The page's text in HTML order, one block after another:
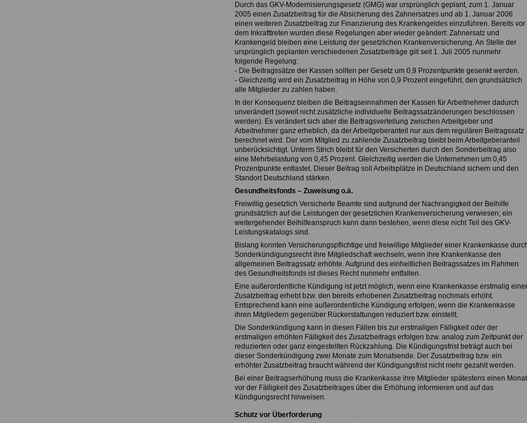
Durch das GKV-Modernisierungsgesetz (GMG) war ursprünglich geplant, zum 1. Januar
2005 einen Zusatzbeitrag für die Absicherung des Zahnersatzes und ab 1. Januar 2006
einen weiteren Zusatzbeitrag zur Finanzierung des Krankengeldes einzuführen. Bereits vor
dem Inkrafttreten wurden diese Regelungen aber wieder geändert: Zahnersatz und
Krankengeld bleiben eine Leistung der gesetzlichen Krankenversicherung. An Stelle der
ursprünglich geplanten verschiedenen Zusatzbeiträge gilt seit 1. Juli 2005 nunmehr
folgende Regelung:
- Die Beitragssätze der Kassen sollten per Gesetz um 0,9 Prozentpunkte gesenkt werden.
- Gleichzeitig wird ein Zusatzbeitrag in Höhe von 0,9 Prozent eingeführt, den grundsätzlich
alle Mitglieder zu zahlen haben.
In der Konsequenz bleiben die Beitragseinnahmen der Kassen für Arbeitnehmer dadurch
unverändert (soweit nicht zusätzliche individuelle Beitragssatzänderungen beschlossen
werden). Es verändert sich aber die Beitragsverteilung zwischen Arbeitgeber und
Arbeitnehmer ganz erheblich, da der Arbeitgeberanteil nur aus dem regulären Beitragssatz
berechnet wird. Der vom Mitglied zu zahlende Zusatzbeitrag bleibt beim Arbeitgeberanteil
unberücksichtigt. Unterm Strich bleibt für den Versicherten durch den Sonderbeitrag also
eine Mehrbelastung von 0,45 Prozent. Gleichzeitig werden die Unternehmen um 0,45
Prozentpunkte entlastet. Dieser Beitrag soll Arbeitsplätze in Deutschland sichern und den
Standort Deutschland stärken.
Gesundheitsfonds – Zuweisung o.ä.
Freiwillig gesetzlich Versicherte Beamte sind aufgrund der Nachrangigkeit der Beihilfe
grundsätzlich auf die Leistungen der gesetzlichen Krankenversicherung verwiesen; ein
weitergehender Beihilfeanspruch kann dann bestehen, wenn diese nicht Teil des GKV-
Leistungskatalogs sind.
Bislang konnten Versicherungspflichtige und freiwillige Mitglieder einer Krankenkasse
Sonderkündigungsrecht ihre Mitgliedschaft wechseln, wenn ihre Krankenkasse den
allgemeinen Beitragssatz erhöhte. Aufgrund des einheitlichen Beitragssatzes im Rahmen
des Gesundheitsfonds ist dieses Recht nunmehr entfallen.
Eine außerordentliche Kündigung ist jetzt möglich, wenn eine Krankenkasse erstmalig
Zusatzbeitrag erhebt bzw. den bereits erhobenen Zusatzbeitrag nochmals erhöht.
Entsprechend kann eine außerordentliche Kündigung erfolgen, wenn die Krankenkasse
ihren Mitgliedern gegenüber Rückerstattungen reduziert bzw. einstellt.
Die Sonderkündigung kann in diesen Fällen bis zur erstmaligen Fälligkeit oder der
erstmaligen erhöhten Fälligkeit des Zusatzbeitrags erfolgen bzw. analog zum Zeitpunkt der
reduzierten oder ganz eingestellten Rückzahlung. Die Kündigungsfrist beträgt auch bei
dieser Sonderkündigung zwei Monate zum Monatsende. Der Zusatzbeitrag bzw. ein
erhöhter Zusatzbeitrag braucht während der Kündigungsfrist nicht mehr gezahlt werden.
Bei einer Beitragserhöhung muss die Krankenkasse ihre Mitglieder spätestens einen Monat
vor der Fälligkeit des Zusatzbeitrages über die Erhöhung informieren und auf das
Kündigungsrecht hinweisen.
Schutz vor Überforderung